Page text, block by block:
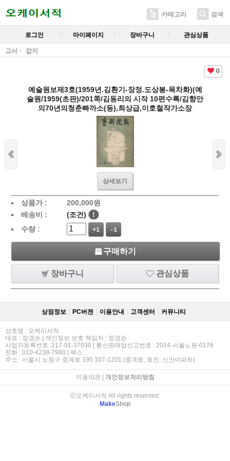
카테고리 검색
로그인 마이페이지 장바구니 관심상품
고서 잡지
0
예술원보제3호(1959년.김환기-장정.도상봉-목차화)(예
술원/1959(초판)/201쪽/김동리의 시작 10편수록/김향안
의70년의청춘빠까소(등),최상급,이호철작가소장
상세보기
상품가 : 200,000원
배송비 :
(조건)
!
수량 :
+1 -1
구매하기
장바구니 관심상품
상점정보 PC버젼 이용안내 고객센터 커뮤니티
상호명 : 오케이서적
대표 : 정경순 | 개인정보 보호 책임자 : 정경순
사업자등록번호 :217-91-37030 | 통신판매업신고번호 : 2014-서울노원-0176
전화 : 010-4238-7980 | 팩스 :
주소 : 서울시 노원구 중계로 195 107-1201 (중계동, 동진, 신안아파트)
이용약관| 개인정보처리방침
ⓒ오케이서적 All rights reserved.
MakeShop